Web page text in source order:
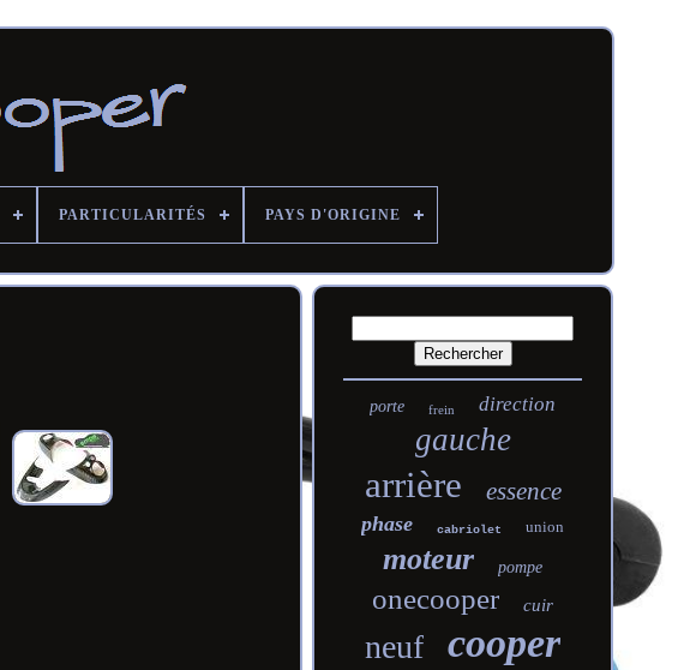
PARTICULARITÉS PAYS D'ORIGINE
porte frein direction
gauche
arrière essence
phase cabriolet union
moteur pompe
onecooper cuir
neuf cooper